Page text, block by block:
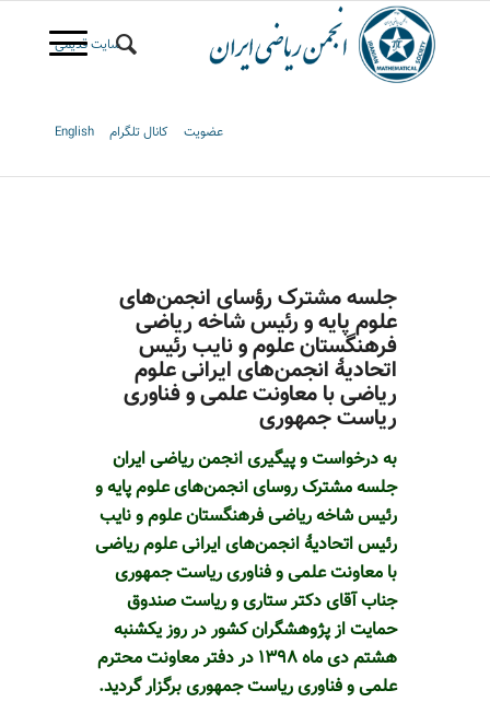
سایت قدیمی
عضویت کانال تلگرام English
جلسه مشترک رؤسای انجمن‌های
علوم پایه و رئیس شاخه ریاضی
فرهنگستان علوم و نایب رئیس
اتحادیۀ انجمن‌های ایرانی علوم
ریاضی با معاونت علمی و فناوری
ریاست جمهوری
به درخواست و پیگیری انجمن ریاضی ایران
جلسه مشترک روسای انجمن‌های علوم پایه و
رئیس شاخه ریاضی فرهنگستان علوم و نایب
رئیس اتحادیۀ انجمن‌های ایرانی علوم ریاضی
با معاونت علمی و فناوری ریاست جمهوری
جناب آقای دکتر ستاری و ریاست صندوق
حمایت از پژوهشگران کشور در روز یکشنبه
هشتم دی ماه 1398 در دفتر معاونت محترم
علمی و فناوری ریاست جمهوری برگزار گردید.